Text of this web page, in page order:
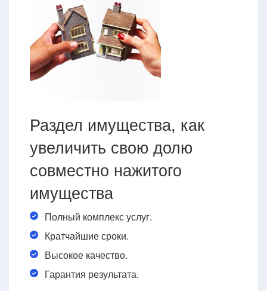
Раздел имущества, как
увеличить свою долю
совместно нажитого
имущества
Полный комплекс услуг.
Кратчайшие сроки.
Высокое качество.
Гарантия результата.